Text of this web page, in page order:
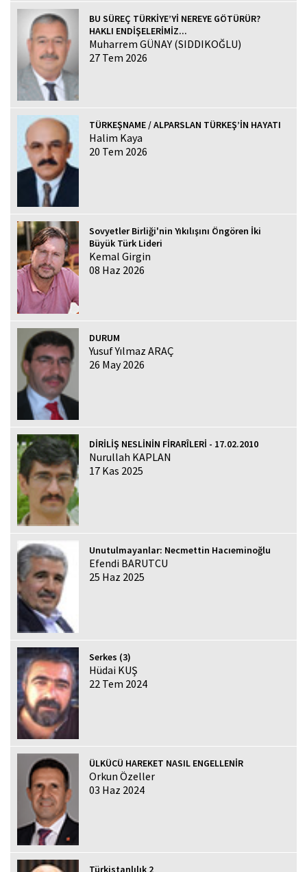
BU SÜREÇ TÜRKİYE’Yİ NEREYE GÖTÜRÜR?
HAKLI ENDİŞELERİMİZ...
Muharrem GÜNAY (SIDDIKOĞLU)
27 Tem 2026
TÜRKEŞNAME / ALPARSLAN TÜRKEŞ’İN HAYATI
Halim Kaya
20 Tem 2026
Sovyetler Birliği'nin Yıkılışını Öngören İki
Büyük Türk Lideri
Kemal Girgin
08 Haz 2026
DURUM
Yusuf Yılmaz ARAÇ
26 May 2026
DİRİLİŞ NESLİNİN FİRARÎLERİ - 17.02.2010
Nurullah KAPLAN
17 Kas 2025
Unutulmayanlar: Necmettin Hacıeminoğlu
Efendi BARUTCU
25 Haz 2025
Serkes (3)
Hüdai KUŞ
22 Tem 2024
ÜLKÜCÜ HAREKET NASIL ENGELLENİR
Orkun Özeller
03 Haz 2024
Türkistanlılık 2